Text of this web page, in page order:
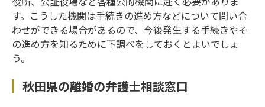
す。こうした機関は手続きの進め方などについて問い合
わせができる場合があるので、今後発生する手続きやそ
の進め方を知るために下調べをしておくとよいでしょ
う。
秋田県の離婚の弁護士相談窓口